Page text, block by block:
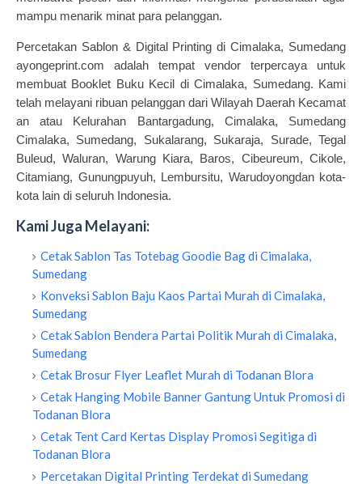
mampu menarik minat para pelanggan.
Percetakan Sablon & Digital Printing di Cimalaka, Sumedang
ayongeprint.com adalah tempat vendor terpercaya untuk
membuat Booklet Buku Kecil di Cimalaka, Sumedang. Kami
telah melayani ribuan pelanggan dari Wilayah Daerah Kecamat
an atau Kelurahan Bantargadung, Cimalaka, Sumedang
Cimalaka, Sumedang, Sukalarang, Sukaraja, Surade, Tegal
Buleud, Waluran, Warung Kiara, Baros, Cibeureum, Cikole,
Citamiang, Gunungpuyuh, Lembursitu, Warudoyongdan kota-
kota lain di seluruh Indonesia.
Kami Juga Melayani:
Cetak Sablon Tas Totebag Goodie Bag di Cimalaka,
Sumedang
Konveksi Sablon Baju Kaos Partai Murah di Cimalaka,
Sumedang
Cetak Sablon Bendera Partai Politik Murah di Cimalaka,
Sumedang
Cetak Brosur Flyer Leaflet Murah di Todanan Blora
Cetak Hanging Mobile Banner Gantung Untuk Promosi di
Todanan Blora
Cetak Tent Card Kertas Display Promosi Segitiga di
Todanan Blora
Percetakan Digital Printing Terdekat di Sumedang